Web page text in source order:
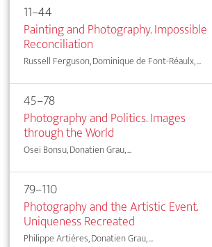
11–44
Painting and Photography. Impossible
Reconciliation
Russell Ferguson, Dominique de Font-Réaulx, ...
45–78
Photography and Politics. Images
through the World
Osei Bonsu, Donatien Grau, ...
79–110
Photography and the Artistic Event.
Uniqueness Recreated
Philippe Artières, Donatien Grau, ...